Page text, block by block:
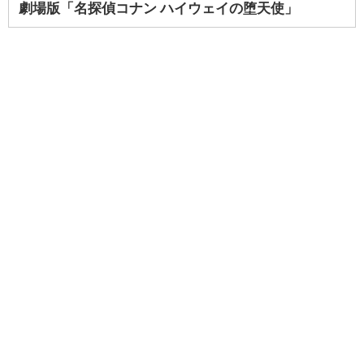
劇場版「名探偵コナン ハイウェイの堕天使」